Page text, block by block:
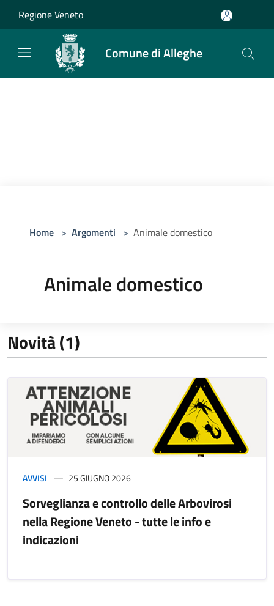
Regione Veneto
Comune di Alleghe
Home > Argomenti > Animale domestico
Animale domestico
Novità (1)
AVVISI 25 GIUGNO 2026
Sorveglianza e controllo delle Arbovirosi
nella Regione Veneto - tutte le info e
indicazioni